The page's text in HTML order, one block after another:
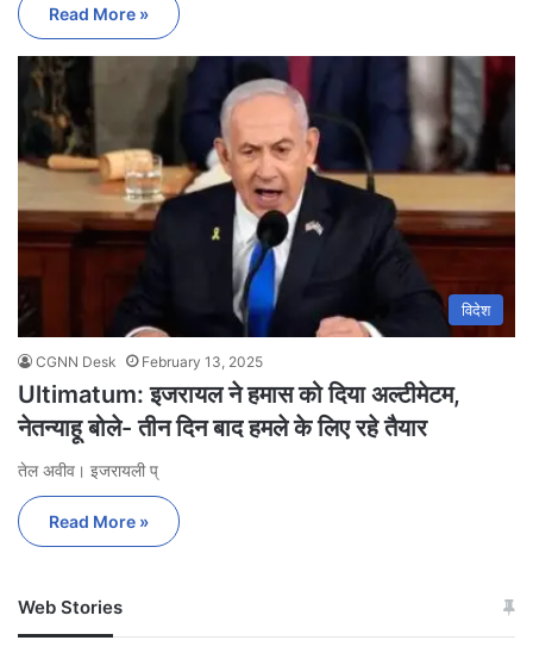
Read More »
विदेश
CGNN Desk February 13, 2025
Ultimatum: इजरायल ने हमास को दिया अल्टीमेटम,
नेतन्याहू बोले- तीन दिन बाद हमले के लिए रहे तैयार
तेल अवीव। इजरायली प्
Read More »
Web Stories
जम्मू-कश्मीर में बारिश से
अपडेट
खाई में धक्का… आरोपियों ने